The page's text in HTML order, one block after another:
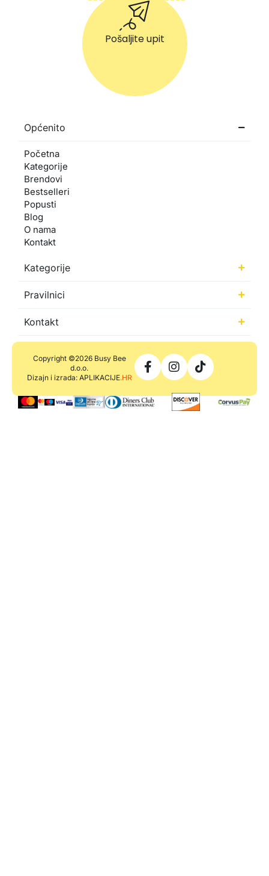
Pošaljite upit
Općenito
Početna
Kategorije
Brendovi
Bestselleri
Popusti
Blog
O nama
Kontakt
Kategorije
Pravilnici
Kontakt
Copyright ©2026 Busy Bee
d.o.o.
Dizajn i izrada: APLIKACIJE.HR